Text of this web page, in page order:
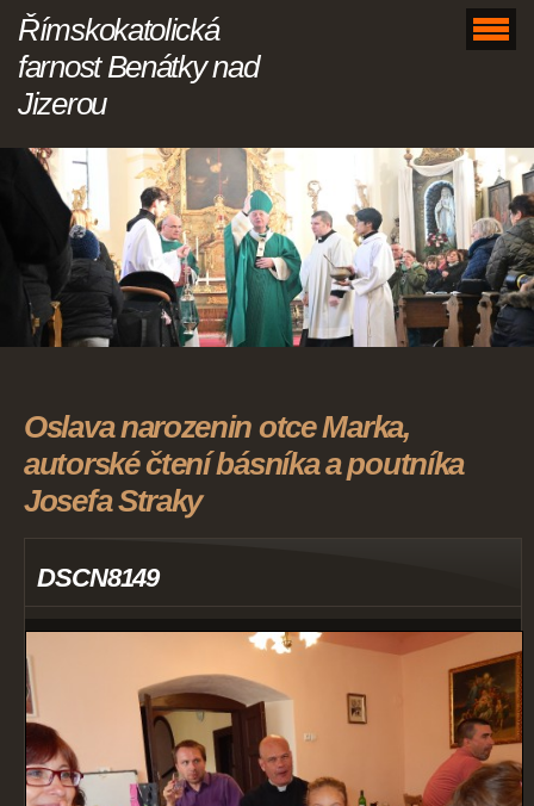
Římskokatolická
farnost Benátky nad
Jizerou
Oslava narozenin otce Marka,
autorské čtení básníka a poutníka
Josefa Straky
DSCN8149